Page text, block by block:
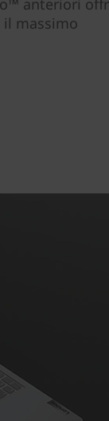
massimo